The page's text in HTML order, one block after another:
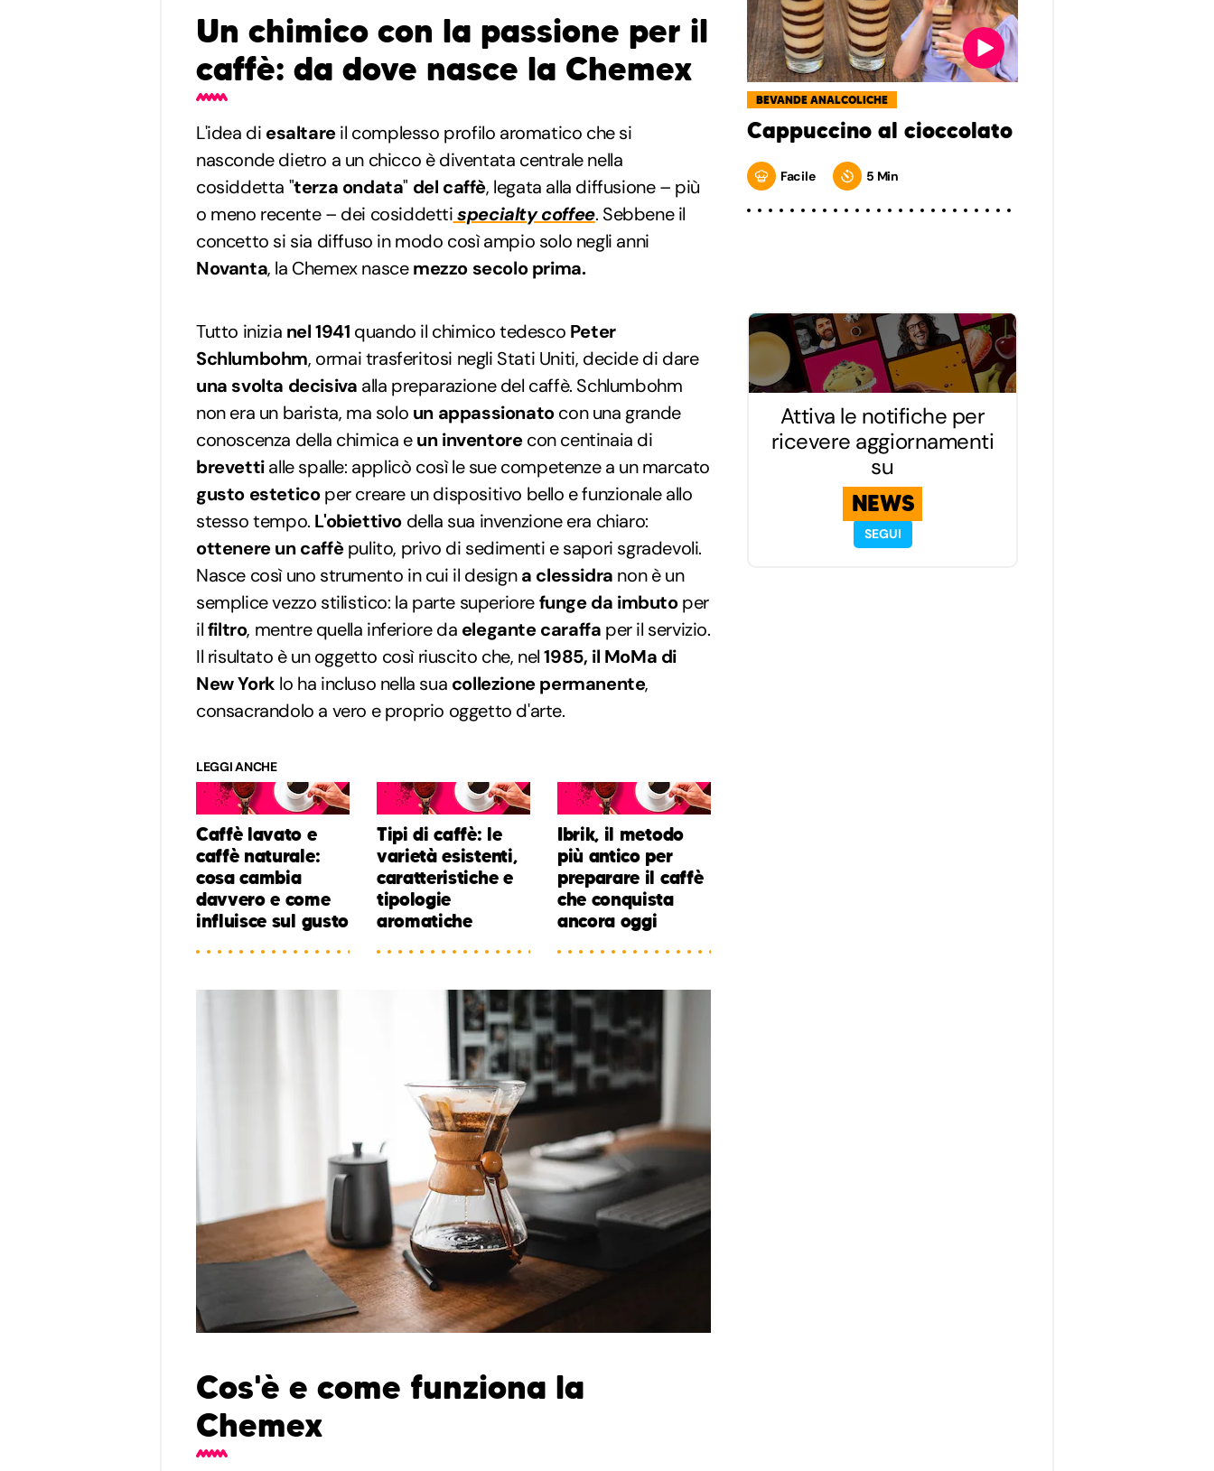
Un chimico con la passione per il
caffè: da dove nasce la Chemex
L'idea di esaltareil complesso profilo aromatico che si
nasconde dietro a un chicco è diventata centrale nella
cosiddetta "terza ondata" del caffè, legata alla diffusione – più
o meno recente – dei cosiddettispecialty coffee. Sebbene il
concetto si sia diffuso in modo così ampio solo negli anni
Novanta, la Chemex nascemezzo secolo prima.
Tutto inizia nel 1941 quando il chimico tedesco Peter
Schlumbohm, ormai trasferitosi negli Stati Uniti, decide di dare
una svolta decisiva alla preparazione del caffè. Schlumbohm
non era un barista, ma solo un appassionatocon una grande
conoscenza della chimica eun inventorecon centinaia di
brevettialle spalle: applicò così le sue competenze a un marcato
gusto esteticoper creare un dispositivo bello e funzionale allo
stesso tempo. L'obiettivo della sua invenzione era chiaro:
ottenere un caffèpulito, privo di sedimenti e sapori sgradevoli.
Nasce così uno strumento in cui il designa clessidra non è un
semplice vezzo stilistico: la parte superiorefunge da imbutoper
ilfiltro, mentre quella inferiore da elegante caraffa per il servizio.
Il risultato è un oggetto così riuscito che, nel1985, il MoMa di
New York lo ha incluso nella sua collezione permanente,
consacrandolo a vero e proprio oggetto d'arte.
LEGGI ANCHE
Caffè lavato e
caffè naturale:
cosa cambia
davvero e come
influisce sul gusto
Tipi di caffè: le
varietà esistenti,
caratteristiche e
tipologie
aromatiche
Ibrik, il metodo
più antico per
preparare il caffè
che conquista
ancora oggi
Cos'è e come funziona la
Chemex
BEVANDE ANALCOLICHE
Cappuccino al cioccolato
Facile 5 Min
Attiva le notifiche per
ricevere aggiornamenti
su
NEWS
SEGUI